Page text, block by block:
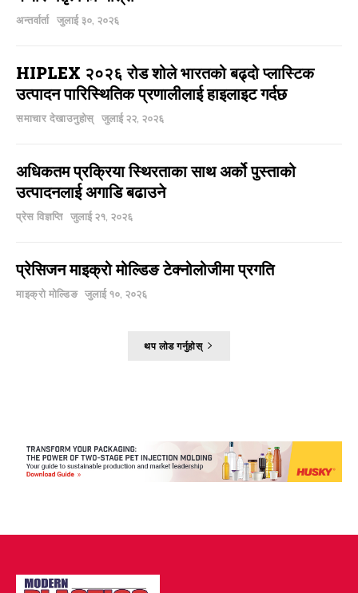
अन्तर्वार्ता जुलाई ३०, २०२६
HIPLEX २०२६ रोड शोले भारतको बढ्दो प्लास्टिक
उत्पादन पारिस्थितिक प्रणालीलाई हाइलाइट गर्दछ
समाचार देखाउनुहोस् जुलाई २२, २०२६
अधिकतम प्रक्रिया स्थिरताका साथ अर्को पुस्ताको
उत्पादनलाई अगाडि बढाउने
प्रेस विज्ञप्ति जुलाई २१, २०२६
प्रेसिजन माइक्रो मोल्डिङ टेक्नोलोजीमा प्रगति
माइक्रो मोल्डिङ जुलाई १०, २०२६
थप लोड गर्नुहोस्